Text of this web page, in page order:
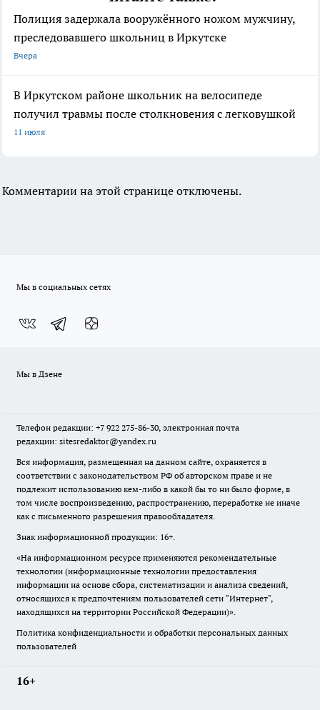
Полиция задержала вооружённого ножом мужчину,
преследовавшего школьниц в Иркутске
Вчера
В Иркутском районе школьник на велосипеде
получил травмы после столкновения с легковушкой
11 июля
Комментарии на этой странице отключены.
Мы в социальных сетях
Мы в Дзене
Телефон редакции: +7 922 275-86-30, электронная почта
редакции: sitesredaktor@yandex.ru
Вся информация, размещенная на данном сайте, охраняется в
соответствии с законодательством РФ об авторском праве и не
подлежит использованию кем-либо в какой бы то ни было форме, в
том числе воспроизведению, распространению, переработке не иначе
как с письменного разрешения правообладателя.
Знак информационной продукции: 16+.
«На информационном ресурсе применяются рекомендательные
технологии (информационные технологии предоставления
информации на основе сбора, систематизации и анализа сведений,
относящихся к предпочтениям пользователей сети "Интернет",
находящихся на территории Российской Федерации)».
Политика конфиденциальности и обработки персональных данных
пользователей
16+